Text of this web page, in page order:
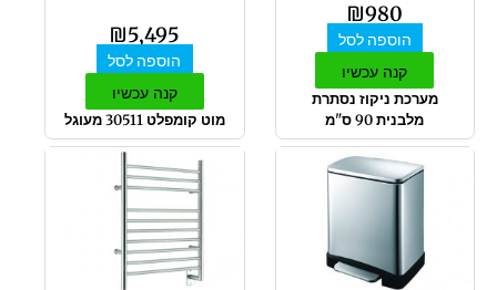
₪980
הוספה לסל
קנה עכשיו
מערכת ניקוז נסתרת
מלבנית 90 ס"מ
₪5,495
הוספה לסל
קנה עכשיו
מוט קומפלט 30511 מעוגל
למוצר
זה
יש
מספר
סוגים.
ניתן